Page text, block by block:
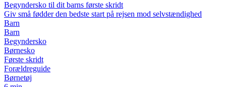
Begyndersko til dit barns første skridt
Giv små fødder den bedste start på rejsen mod selvstændighed
Barn
Barn
Begyndersko
Børnesko
Første skridt
Forældreguide
Børnetøj